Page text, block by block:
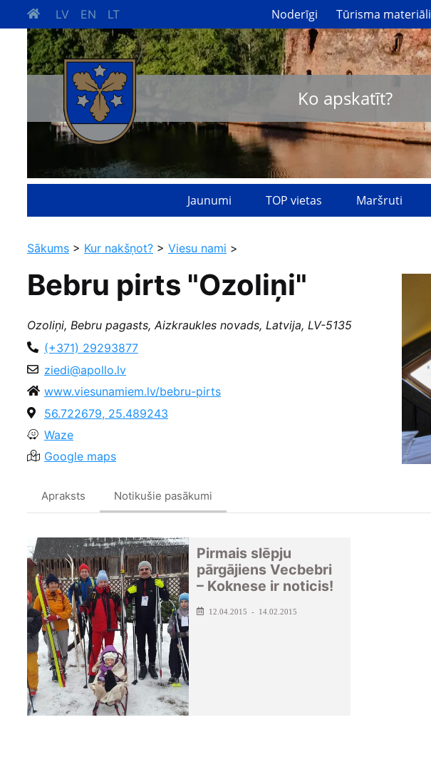
LV EN LT Noderīgi Tūrisma materiāli
Ko apskatīt?
Jaunumi TOP vietas Maršruti
Sākums > Kur nakšņot? > Viesu nami >
Bebru pirts "Ozoliņi"
Ozoliņi, Bebru pagasts, Aizkraukles novads, Latvija, LV-5135
(+371) 29293877
ziedi@apollo.lv
www.viesunamiem.lv/bebru-pirts
56.722679, 25.489243
Waze
Google maps
Apraksts Notikušie pasākumi
Pirmais slēpju
pārgājiens Vecbebri
– Koknese ir noticis!
12.04.2015 - 14.02.2015